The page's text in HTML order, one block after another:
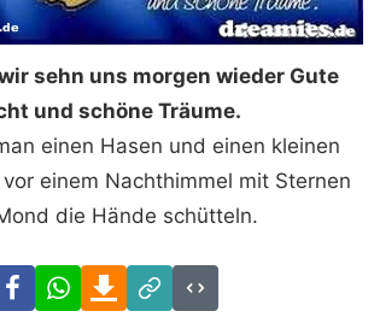
sehn uns morgen wieder Gute
und schöne Träume.
einen Hasen und einen kleinen
einem Nachthimmel mit Sternen
die Hände schütteln.
FacebookWhatsAppDownload
Link
Code